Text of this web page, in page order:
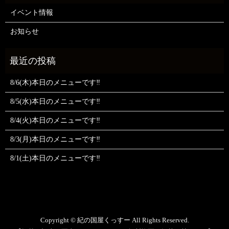
イベント情報
お知らせ
8/6(木)本日のメニューです‼️
8/5(水)本日のメニューです‼️
8/4(火)本日のメニューです‼️
8/3(月)本日のメニューです‼️
8/1(土)本日のメニューです‼️
Copyright © 紀の国屋くっすー All Rights Reserved.